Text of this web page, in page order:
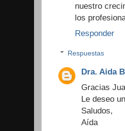
nuestro
los
Responder
Respuestas
Dra. Aida
Gracias
Le deseo
Saludos,
Aída